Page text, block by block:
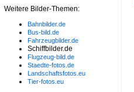
Weitere Bilder-Themen:
Bahnbilder.de
Bus-bild.de
Fahrzeugbilder.de
Schiffbilder.de
Flugzeug-bild.de
Staedte-fotos.de
Landschaftsfotos.eu
Tier-fotos.eu